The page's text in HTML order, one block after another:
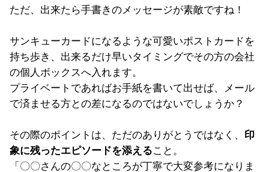
ただ、出来たら手書きのメッセージが素敵ですね！
サンキューカードになるような可愛いポストカードを
持ち歩き、出来るだけ早いタイミングでその方の会社
の個人ボックスへ入れます。
プライベートであればお手紙を書いて出せば、メール
で済ませる方との差になるのではないでしょうか？
その際のポイントは、ただのありがとうではなく、 印
象に残ったエピソードを添えること。
「〇〇さんの〇〇なところが丁寧で大変参考になりま